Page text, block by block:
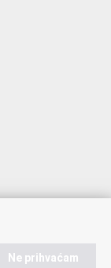
Ne prihvaćam